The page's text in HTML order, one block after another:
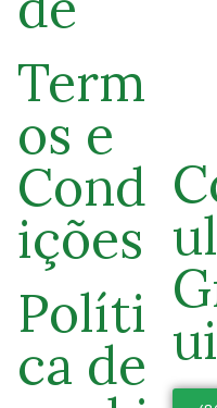
Term
os e
Cond
ições
Políti
ca de